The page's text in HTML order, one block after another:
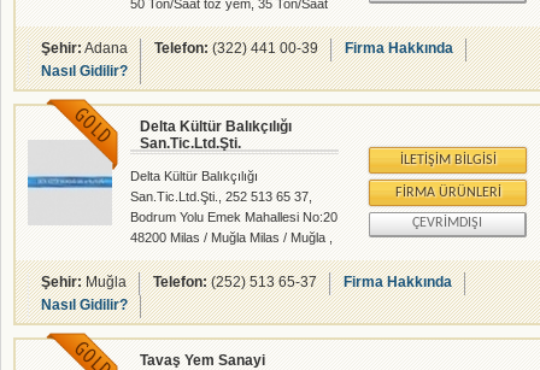
50 Ton/Saat toz yem, 35 Ton/Saat
pelet yem üretilebilmektedir. 10.000
ton kapasiteli çelik tahıl depolama
sistemimiz 30 ton/saat kapasiteli
mısır kurutma , en son teknoloji
ürünü soya pişirme (roasted soya)
tesislerimiz ile günümüzün en
gelişmiş bilgisayar kontrol ve
işletme sistemleri tarafından
denetlenerek üretim yapılmaktadır.
Şehir:Adana Telefon:(322) 441 00-39
Firma Hakkında
Nasıl Gidilir?
Delta Kültür Balıkçılığı
San.Tic.Ltd.Şti.
Delta Kültür Balıkçılığı
San.Tic.Ltd.Şti., 252 513 65 37,
Bodrum Yolu Emek Mahallesi No:20
48200 Milas / Muğla Milas / Muğla ,
Balıkçılar - Yem Sanayii - Denizcilik
- rehberalem.com alanlarında faliyet
gösteren firmamızdır.
İLETIŞIM BILGISI
FIRMA ÜRÜNLERI
ÇEVRIMDIŞI
Şehir:Muğla Telefon:(252) 513 65-37
Firma Hakkında
Nasıl Gidilir?
Tavaş Yem Sanayi